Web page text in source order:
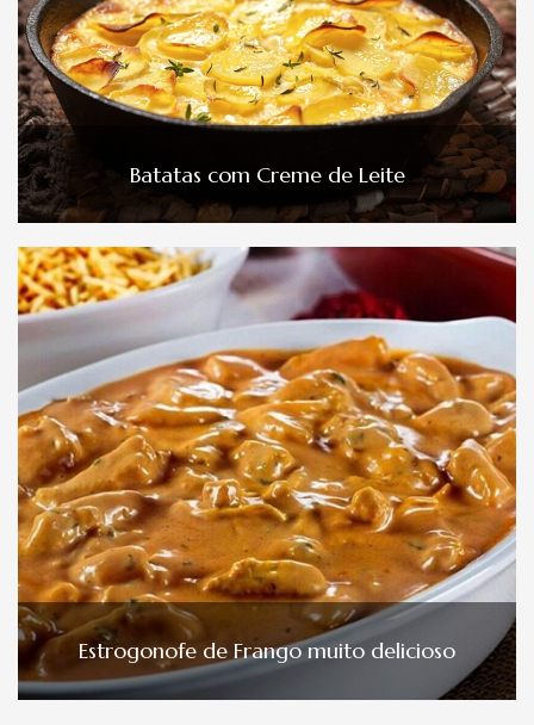
Batatas com Creme de Leite
Estrogonofe de Frango muito delicioso